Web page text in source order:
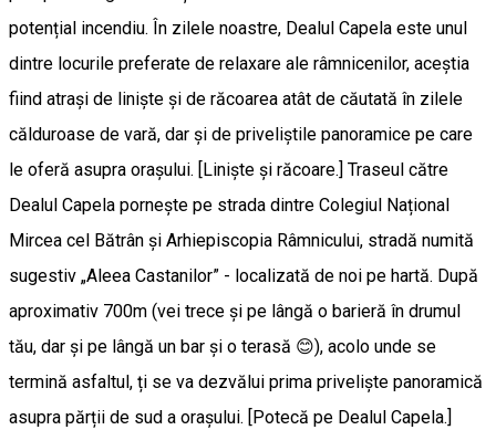
potențial incendiu. În zilele noastre, Dealul Capela este unul
dintre locurile preferate de relaxare ale râmnicenilor, aceștia
fiind atrași de liniște și de răcoarea atât de căutată în zilele
călduroase de vară, dar și de priveliștile panoramice pe care
le oferă asupra orașului. [Linişte şi răcoare.] Traseul către
Dealul Capela pornește pe strada dintre Colegiul Național
Mircea cel Bătrân și Arhiepiscopia Râmnicului, stradă numită
sugestiv „Aleea Castanilor” - localizată de noi pe hartă. După
aproximativ 700m (vei trece și pe lângă o barieră în drumul
tău, dar și pe lângă un bar și o terasă 😊), acolo unde se
termină asfaltul, ți se va dezvălui prima priveliște panoramică
asupra părții de sud a orașului. [Potecă pe Dealul Capela.]